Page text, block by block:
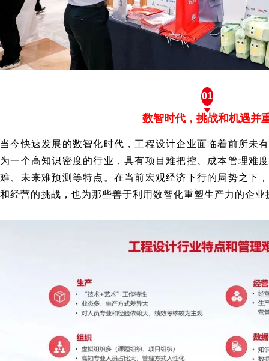
01
数智时代，挑战和机遇并
当今快速发展的数智化时代，工程设计企业面临着前所未
为一个高知识密度的行业，具有项目难把控、成本管理难
难、未来难预测等特点。在当前宏观经济下行的局势之下
和经营的挑战，也为那些善于利用数智化重塑生产力的企